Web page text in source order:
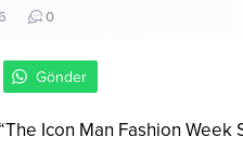
0
Gönder
Icon Man Fashion